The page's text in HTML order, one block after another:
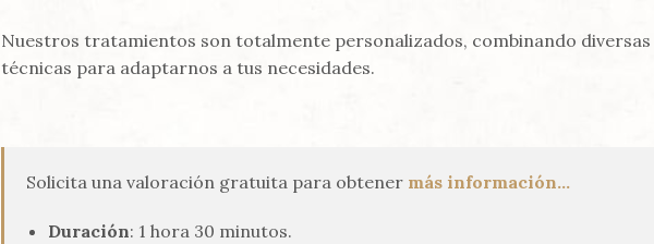
Nuestros tratamientos son totalmente personalizados, combinando diversas
técnicas para adaptarnos a tus necesidades.
Solicita una valoración gratuita para obtener más información…
Duración: 1 hora 30 minutos.